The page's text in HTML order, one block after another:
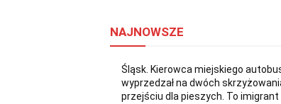
NAJNOWSZE
Śląsk. Kierowca miejskiego
wyprzedzał na dwóch
przejściu dla pieszych. To imigrant